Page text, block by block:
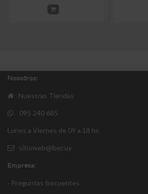
Nosotros:
Nuestras Tiendas
095 240 685
Lunes a Viernes de 09 a 18 hs
sitioweb@iber.uy
Empresa:
· Preguntas frecuentes